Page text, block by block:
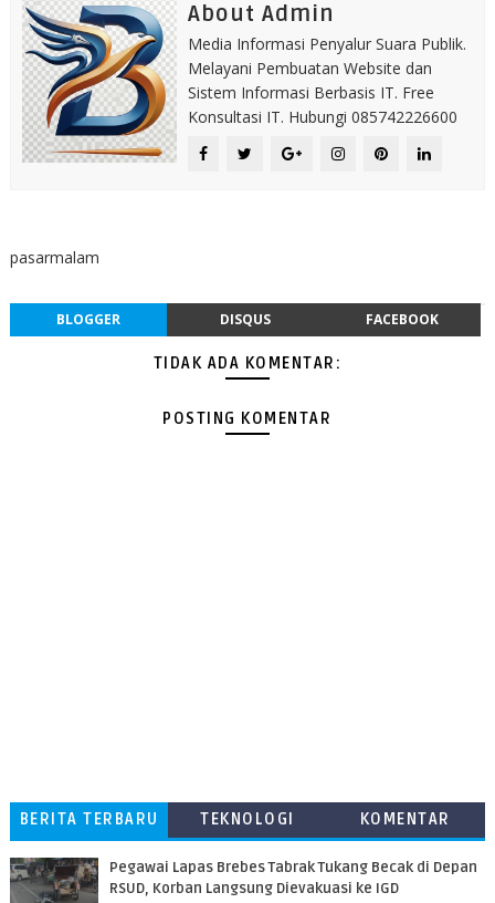
About Admin
Media Informasi Penyalur Suara Publik.
Melayani Pembuatan Website dan
Sistem Informasi Berbasis IT. Free
Konsultasi IT. Hubungi 085742226600
pasarmalam
BLOGGER DISQUS FACEBOOK
TIDAK ADA KOMENTAR:
POSTING KOMENTAR
BERITA TERBARU TEKNOLOGI
KOMENTAR
Pegawai Lapas Brebes Tabrak Tukang Becak di Depan
RSUD, Korban Langsung Dievakuasi ke IGD